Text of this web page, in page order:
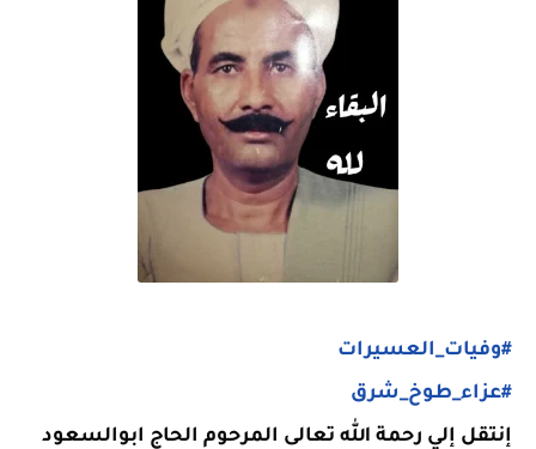
#وفيات_العسيرات
#عزاء_طوخ_شرق
إنتقل إلي رحمة الله تعالى المرحوم الحاج ابوالسعود